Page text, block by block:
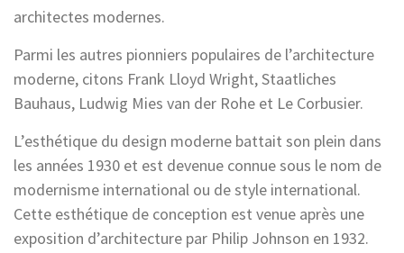
architectes modernes.
Parmi les autres pionniers populaires de l’architecture
moderne, citons Frank Lloyd Wright, Staatliches
Bauhaus, Ludwig Mies van der Rohe et Le Corbusier.
L’esthétique du design moderne battait son plein dans
les années 1930 et est devenue connue sous le nom de
modernisme international ou de style international.
Cette esthétique de conception est venue après une
exposition d’architecture par Philip Johnson en 1932.